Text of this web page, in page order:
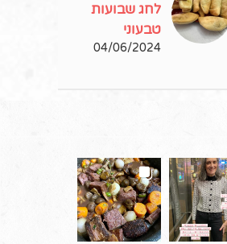
לחג שבועות
טבעוני
04/06/2024